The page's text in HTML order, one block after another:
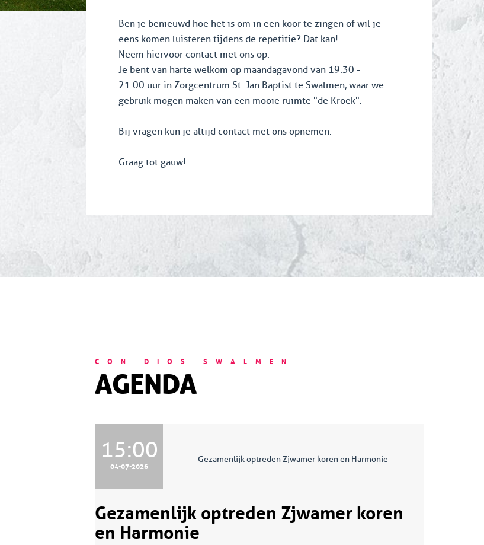
Ben je benieuwd hoe het is om in een koor te zingen of wil je
eens komen luisteren tijdens de repetitie? Dat kan!
Neem hiervoor contact met ons op.
Je bent van harte welkom op maandagavond van 19.30 -
21.00 uur in Zorgcentrum St. Jan Baptist te Swalmen, waar we
gebruik mogen maken van een mooie ruimte "de Kroek".
Bij vragen kun je altijd contact met ons opnemen.
Graag tot gauw!
CON DIOS SWALMEN
AGENDA
15:00
04-07-2026
Gezamenlijk optreden Zjwamer koren
en Harmonie
Gezamenlijk optreden Zjwamer koren en Harmonie